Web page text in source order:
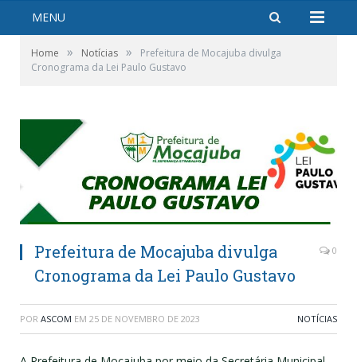
MENU
Home » Notícias »
Prefeitura de Mocajuba divulga
Cronograma da Lei Paulo Gustavo
Prefeitura de Mocajuba divulga
Cronograma da Lei Paulo Gustavo
0
POR ASCOM EM 25 DE NOVEMBRO DE 2023 NOTÍCIAS